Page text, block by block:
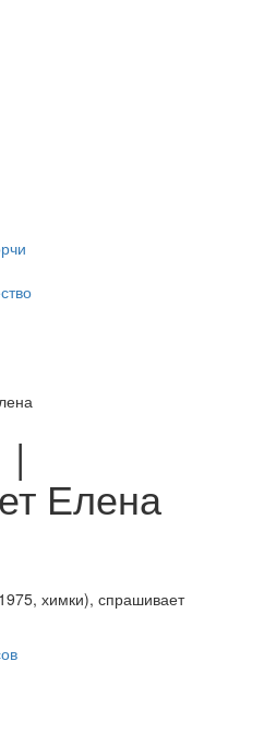
|
Елена
химки), спрашивает